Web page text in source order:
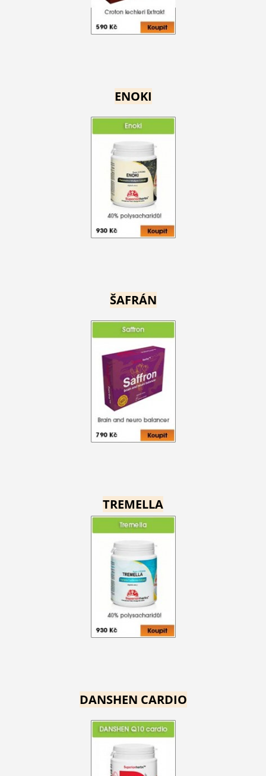
ENOKI
ŠAFRÁN
TREMELLA
DANSHEN CARDIO